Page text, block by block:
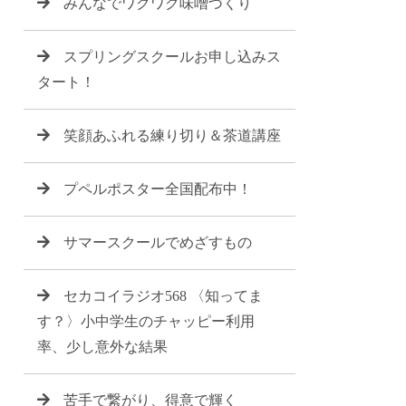
みんなでワクワク味噌づくり
スプリングスクールお申し込みス
タート！
笑顔あふれる練り切り＆茶道講座
プペルポスター全国配布中！
サマースクールでめざすもの
セカコイラジオ568 〈知ってま
す？〉小中学生のチャッピー利用
率、少し意外な結果
苦手で繋がり、得意で輝く